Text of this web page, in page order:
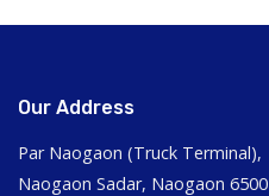
Our Address
Par Naogaon (Truck Terminal),
Naogaon Sadar, Naogaon 6500